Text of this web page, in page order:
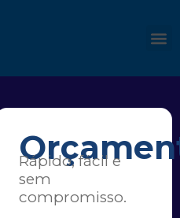
Rápido, fácil e
sem
compromisso.